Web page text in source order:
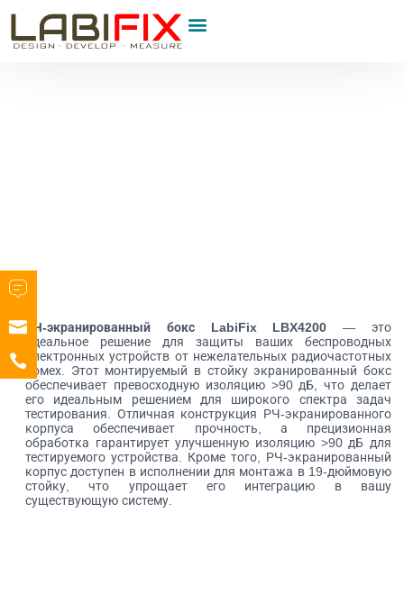
РЧ-экранированный бокс LabiFix LBX4200 — это
идеальное решение для защиты ваших беспроводных
электронных устройств от нежелательных радиочастотных
помех. Этот монтируемый в стойку экранированный бокс
обеспечивает превосходную изоляцию >90 дБ, что делает
его идеальным решением для широкого спектра задач
тестирования. Отличная конструкция РЧ-экранированного
корпуса обеспечивает прочность, а прецизионная
обработка гарантирует улучшенную изоляцию >90 дБ для
тестируемого устройства. Кроме того, РЧ-экранированный
корпус доступен в исполнении для монтажа в 19-дюймовую
стойку, что упрощает его интеграцию в вашу
существующую систему.